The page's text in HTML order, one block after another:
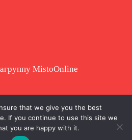
MistoOnline
материала
с гиперссылкой.
that we give you the best
If you continue to use this site we
you are happy with it.